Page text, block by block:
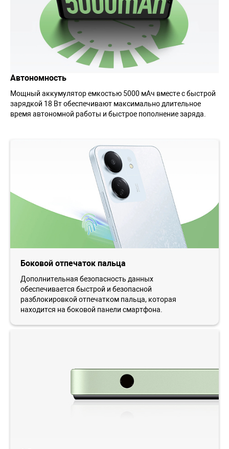
Автономность
Мощный аккумулятор емкостью 5000 мАч вместе с быстрой
зарядкой 18 Вт обеспечивают максимально длительное
время автономной работы и быстрое пополнение заряда.
Боковой отпечаток пальца
Дополнительная безопасность данных
обеспечивается быстрой и безопасной
разблокировкой отпечатком пальца, которая
находится на боковой панели смартфона.